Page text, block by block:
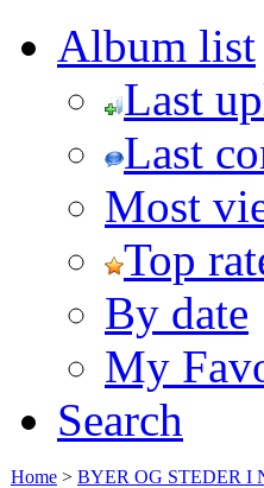
Album list
Last
Last
Most
Top
By date
My
Search
Home > BYER OG STEDER I